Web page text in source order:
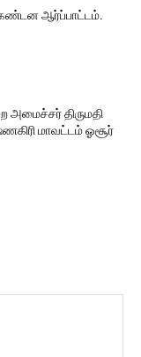
கண்டன ஆர்ப்பாட்டம்.
அமைச்சர் திருமதி
மாவட்டம் ஓசூர்